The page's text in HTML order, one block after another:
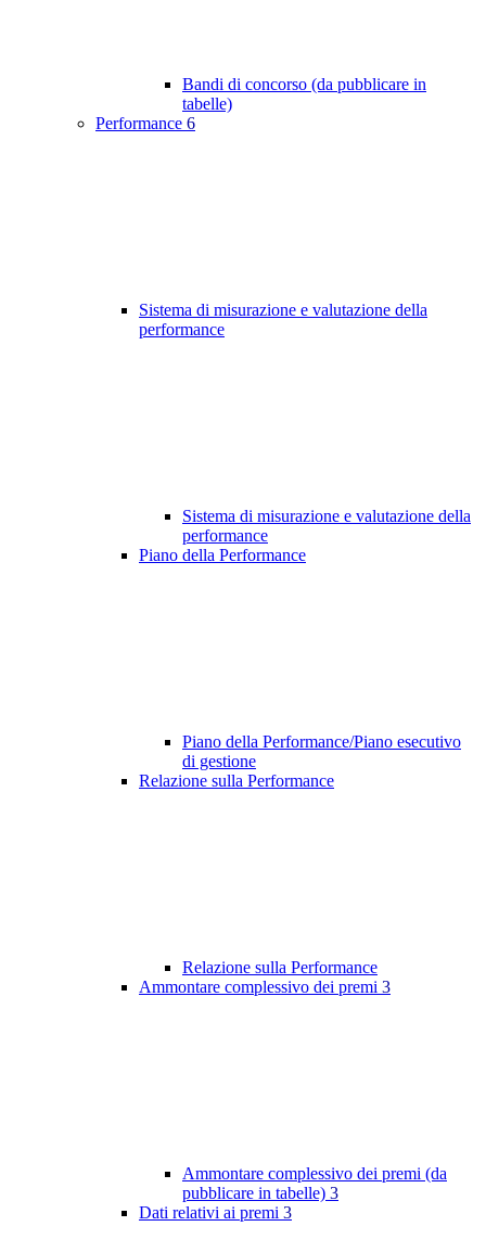
Bandi di concorso (da pubblicare in
tabelle)
Performance 6
Sistema di misurazione e valutazione della
performance
Sistema di misurazione e valutazione della
performance
Piano della Performance
Piano della Performance/Piano esecutivo
di gestione
Relazione sulla Performance
Relazione sulla Performance
Ammontare complessivo dei premi 3
Ammontare complessivo dei premi (da
pubblicare in tabelle) 3
Dati relativi ai premi 3